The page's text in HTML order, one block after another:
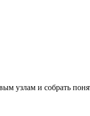
узлам и собрать